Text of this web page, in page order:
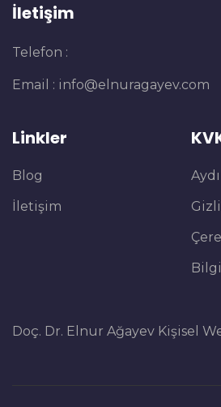
İletişim
Telefon :
Email : info@elnuragayev.com
Linkler
Blog
İletişim
Doç. Dr. Elnur Ağayev Kişisel